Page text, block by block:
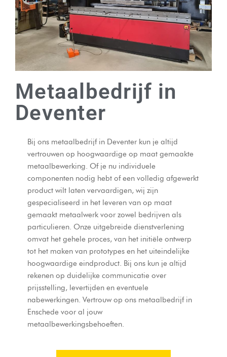
Metaalbedrijf in
Deventer
Bij ons metaalbedrijf in Deventer kun je altijd
vertrouwen op hoogwaardige op maat gemaakte
metaalbewerking. Of je nu individuele
componenten nodig hebt of een volledig afgewerkt
product wilt laten vervaardigen, wij zijn
gespecialiseerd in het leveren van op maat
gemaakt metaalwerk voor zowel bedrijven als
particulieren. Onze uitgebreide dienstverlening
omvat het gehele proces, van het initiële ontwerp
tot het maken van prototypes en het uiteindelijke
hoogwaardige eindproduct. Bij ons kun je altijd
rekenen op duidelijke communicatie over
prijsstelling, levertijden en eventuele
nabewerkingen. Vertrouw op ons metaalbedrijf in
Enschede voor al jouw
metaalbewerkingsbehoeften.